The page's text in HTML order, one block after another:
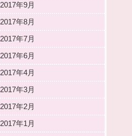
2017年9月
2017年8月
2017年7月
2017年6月
2017年4月
2017年3月
2017年2月
2017年1月